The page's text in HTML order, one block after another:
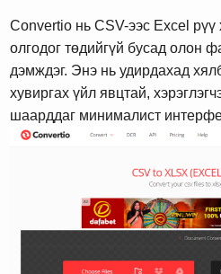
Convertio нь CSV-ээс Excel
олгодог төдийгүй бусад олон
дэмждэг. Энэ нь удирдахад
хувиргах үйл явцтай,
шаарддаг минималист